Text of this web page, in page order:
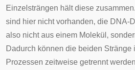
Einzelsträngen hält diese zusammen.
sind hier nicht vorhanden, die DNA-
also nicht aus einem Molekül,
Dadurch können die beiden Stränge
Prozessen zeitweise getrennt